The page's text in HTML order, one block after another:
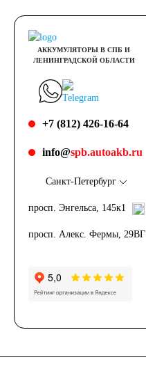
АККУМУЛЯТОРЫ В СПБ И
ЛЕНИНГРАДСКОЙ ОБЛАСТИ
+7 (812) 426-16-64
info@spb.autoakb.ru
Санкт-Петербург
просп. Энгельса, 145к1
просп. Алекс. Фермы, 29ВГ